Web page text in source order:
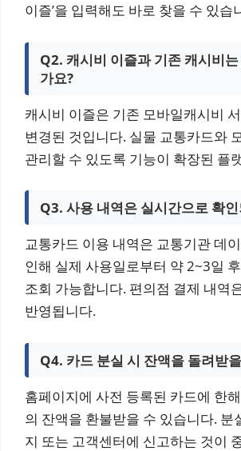
이즐’을 입력해도 바로 찾을 수 있습
Q2. 캐시비 이즐과 기존 캐시비
가요?
캐시비 이즐은 기존 모바일캐시비
변경된 것입니다. 실물 교통카드와
관리할 수 있도록 기능이 확장된 플
Q3. 사용 내역은 실시간으로 확
교통카드 이용 내역은 교통기관 데
인해 실제 사용일로부터 약 2~3일
조회 가능합니다. 편의점 결제 내역
반영됩니다.
Q4. 카드 분실 시 잔액을 돌려받
홈페이지에 사전 등록된 카드에 한
의 잔액을 환불받을 수 있습니다. 분
지 또는 고객센터에 신고하는 것이